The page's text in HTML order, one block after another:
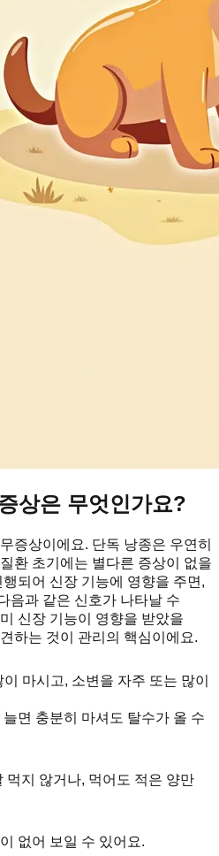
상은 무엇인가요?
증상이에요. 단독 낭종은 우연히
환 초기에는 별다른 증상이 없을
되어 신장 기능에 영향을 주면,
음과 같은 신호가 나타날 수
신장 기능이 영향을 받았을
하는 것이 관리의 핵심이에요.
마시고, 소변을 자주 또는 많이
면 충분히 마셔도 탈수가 올 수
먹지 않거나, 먹어도 적은 양만
없어 보일 수 있어요.